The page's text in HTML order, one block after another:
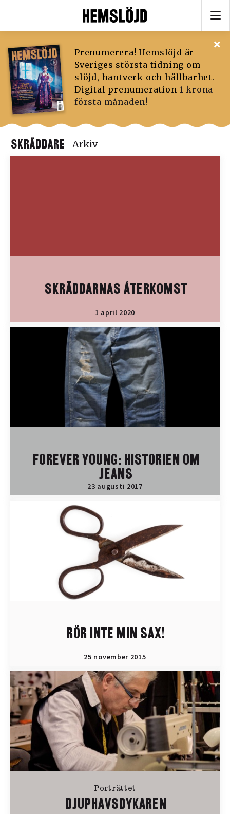
Prenumerera! Hemslöjd är
Sveriges största tidning om
slöjd, hantverk och hållbarhet.
Digital prenumeration 1 krona
första månaden!
SKRÄDDARE Arkiv
SKRÄDDARNAS ÅTERKOMST
1 april 2020
FOREVER YOUNG: HISTORIEN OM
JEANS
23 augusti 2017
RÖR INTE MIN SAX!
25 november 2015
Porträttet
DJUPHAVSDYKAREN